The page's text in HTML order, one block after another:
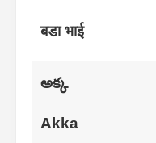
बडा भाई
అక్క
Akka